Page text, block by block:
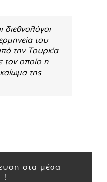
διεθνολόγοι
του
την Τουρκία
τον οποίο η
της
στα μέσα
!